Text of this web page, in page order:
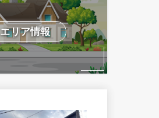
エリア情報